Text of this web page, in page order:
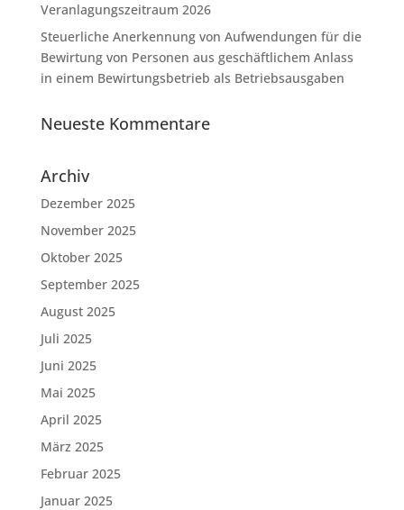
Veranlagungszeitraum 2026
Steuerliche Anerkennung von Aufwendungen für die
Bewirtung von Personen aus geschäftlichem Anlass
in einem Bewirtungsbetrieb als Betriebsausgaben
Neueste Kommentare
Archiv
Dezember 2025
November 2025
Oktober 2025
September 2025
August 2025
Juli 2025
Juni 2025
Mai 2025
April 2025
März 2025
Februar 2025
Januar 2025